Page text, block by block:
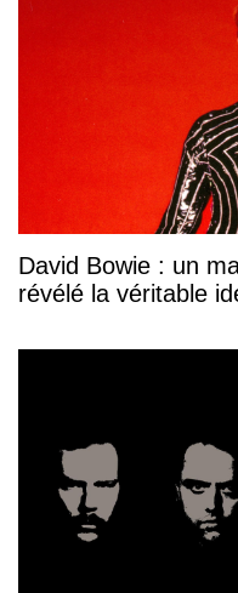
David Bowie : un
révélé la véritable